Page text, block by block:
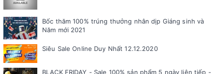
Bốc thăm 100% trúng thưởng nhân dịp Giáng sinh và
Năm mới 2021
Siêu Sale Online Duy Nhất 12.12.2020
BLACK FRIDAY - Sale 100% sản phẩm 5 ngày liên tiếp -